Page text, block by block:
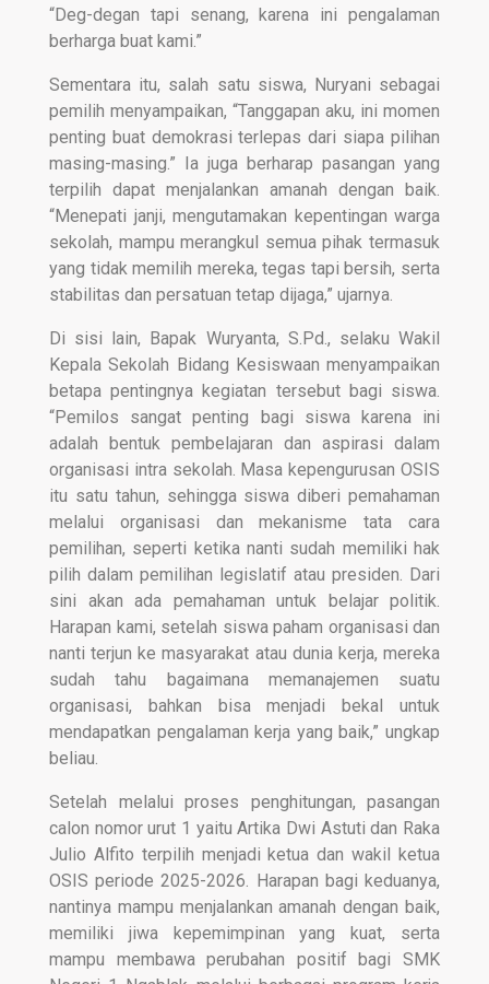
“Deg-degan tapi senang, karena ini pengalaman
berharga buat kami.”
Sementara itu, salah satu siswa, Nuryani sebagai
pemilih menyampaikan, “Tanggapan aku, ini momen
penting buat demokrasi terlepas dari siapa pilihan
masing-masing.” Ia juga berharap pasangan yang
terpilih dapat menjalankan amanah dengan baik.
“Menepati janji, mengutamakan kepentingan warga
sekolah, mampu merangkul semua pihak termasuk
yang tidak memilih mereka, tegas tapi bersih, serta
stabilitas dan persatuan tetap dijaga,” ujarnya.
Di sisi lain, Bapak Wuryanta, S.Pd., selaku Wakil
Kepala Sekolah Bidang Kesiswaan menyampaikan
betapa pentingnya kegiatan tersebut bagi siswa.
“Pemilos sangat penting bagi siswa karena ini
adalah bentuk pembelajaran dan aspirasi dalam
organisasi intra sekolah. Masa kepengurusan OSIS
itu satu tahun, sehingga siswa diberi pemahaman
melalui organisasi dan mekanisme tata cara
pemilihan, seperti ketika nanti sudah memiliki hak
pilih dalam pemilihan legislatif atau presiden. Dari
sini akan ada pemahaman untuk belajar politik.
Harapan kami, setelah siswa paham organisasi dan
nanti terjun ke masyarakat atau dunia kerja, mereka
sudah tahu bagaimana memanajemen suatu
organisasi, bahkan bisa menjadi bekal untuk
mendapatkan pengalaman kerja yang baik,” ungkap
beliau.
Setelah melalui proses penghitungan, pasangan
calon nomor urut 1 yaitu Artika Dwi Astuti dan Raka
Julio Alfito terpilih menjadi ketua dan wakil ketua
OSIS periode 2025-2026. Harapan bagi keduanya,
nantinya mampu menjalankan amanah dengan baik,
memiliki jiwa kepemimpinan yang kuat, serta
mampu membawa perubahan positif bagi SMK